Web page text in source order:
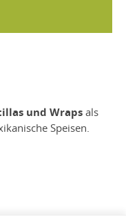
und Wrapsals
Speisen.